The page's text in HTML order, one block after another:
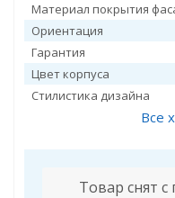
Материал покрытия
Ориентация
Гарантия
Цвет корпуса
Стилистика дизайна
Все
Товар снят с